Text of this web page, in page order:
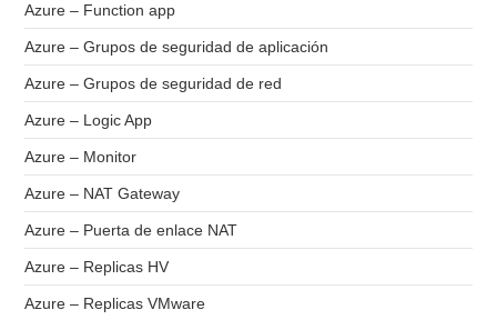
Azure – Function app
Azure – Grupos de seguridad de aplicación
Azure – Grupos de seguridad de red
Azure – Logic App
Azure – Monitor
Azure – NAT Gateway
Azure – Puerta de enlace NAT
Azure – Replicas HV
Azure – Replicas VMware